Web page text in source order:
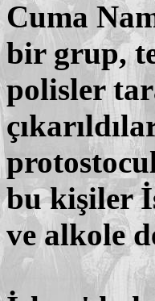
Cuma
bir grup,
polisler
bu kişiler
ve alkole